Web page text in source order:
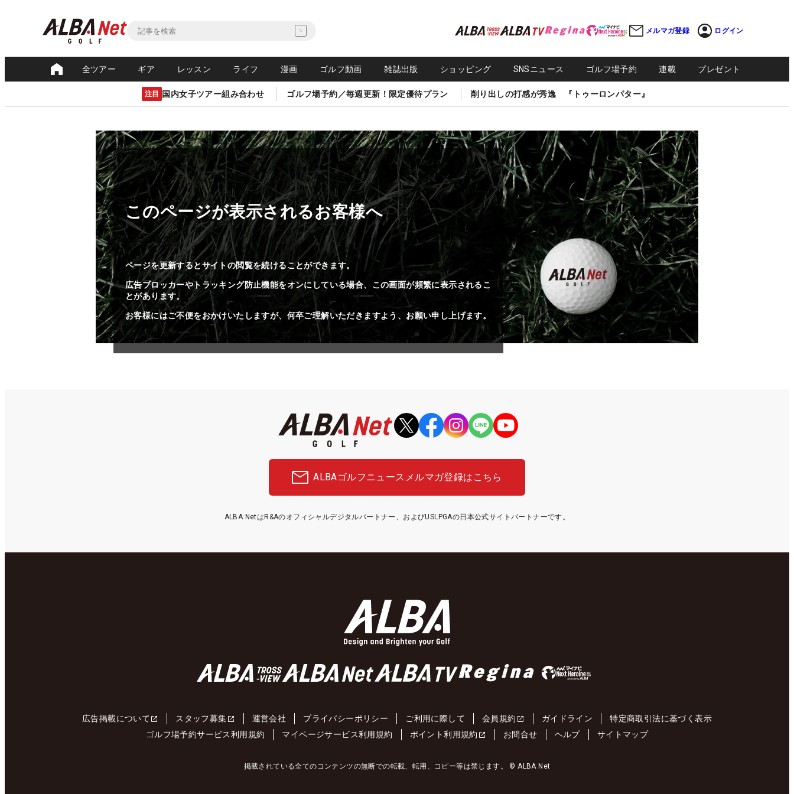
メルマガ登録 ログイン
全ツアー ギア レッスン ライフ 漫画 ゴルフ動画 雑誌出版 ショッピング SNSニュース ゴルフ場予約 連載 プレゼント
注目 国内女子ツアー組み合わせ ゴルフ場予約／毎週更新！限定優待プラン 削り出しの打感が秀逸 『トゥーロンパター』
このページが表示されるお客様へ
ページを更新するとサイトの閲覧を続けることができます。
広告ブロッカーやトラッキング防止機能をオンにしている場合、この画面が頻繁に表示されるこ
とがあります。
お客様にはご不便をおかけいたしますが、何卒ご理解いただきますよう、お願い申し上げます。
ALBAゴルフニュース メルマガ登録はこちら
ALBA NetはR&Aのオフィシャルデジタルパートナー、およびUSLPGAの日本公式サイトパートナーです。
広告掲載について スタッフ募集 運営会社 プライバシーポリシー ご利用に際して 会員規約 ガイドライン
特定商取引法に基づく表示
ゴルフ場予約サービス利用規約
マイページサービス利用規約 ポイント利用規約 お問合せ ヘルプ サイトマップ
掲載されている全てのコンテンツの無断での転載、転用、コピー等は禁じます。 © ALBA Net